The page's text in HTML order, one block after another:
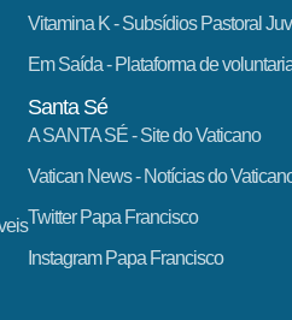
Vitamina K- Subsídios Pastoral
Em Saída- Plataforma de
Santa Sé
A SANTA SÉ - Site do Vaticano
Vatican News- Notícias do
Twitter Papa Francisco
Instagram Papa Francisco